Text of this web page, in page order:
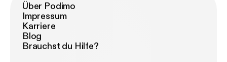
Über Podimo
Impressum
Karriere
Blog
Brauchst du Hilfe?